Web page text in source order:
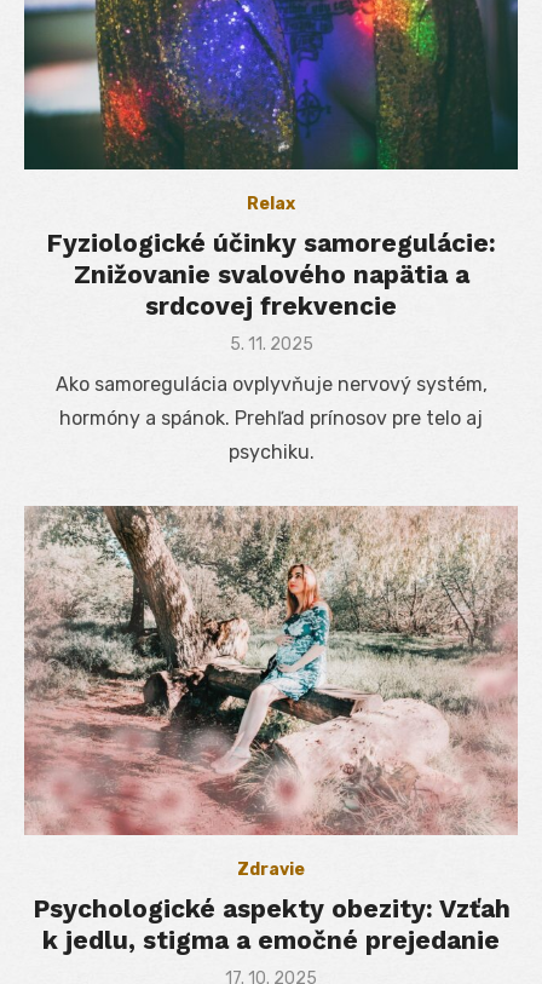
Relax
Fyziologické účinky samoregulácie:
Znižovanie svalového napätia a
srdcovej frekvencie
Posted
5. 11. 2025
Ako samoregulácia ovplyvňuje nervový systém,
hormóny a spánok. Prehľad prínosov pre telo aj
psychiku.
Zdravie
Psychologické aspekty obezity: Vzťah
k jedlu, stigma a emočné prejedanie
Posted
17. 10. 2025